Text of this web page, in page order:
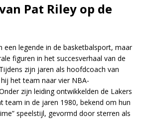
Pat Riley op de
een legende in de basketbalsport, maar
figuren in het succesverhaal van de
zijn jaren als hoofdcoach van
het team naar vier NBA-
zijn leiding ontwikkelden de Lakers
team in de jaren 1980, bekend om hun
speelstijl, gevormd door sterren als